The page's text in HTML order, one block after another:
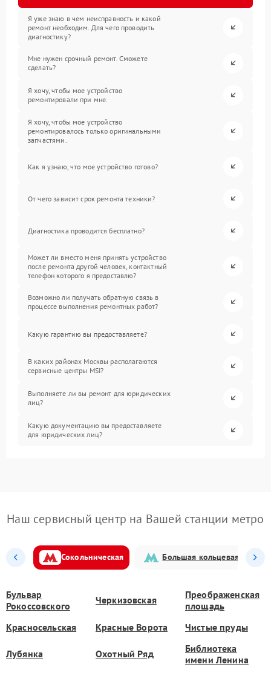
Я уже знаю в чем неисправность и какой
ремонт необходим. Для чего проводить
диагностику?
Мне нужен срочный ремонт. Сможете
сделать?
Я хочу, чтобы мое устройство
ремонтировали при мне.
Я хочу, чтобы мое устройство
ремонтировалось только оригинальными
запчастями.
Как я узнаю, что мое устройство готово?
От чего зависит срок ремонта техники?
Диагностика проводится бесплатно?
Может ли вместо меня принять устройство
после ремонта другой человек, контактный
телефон которого я предоставлю?
Возможно ли получать обратную связь в
процессе выполнения ремонтных работ?
Какую гарантию вы предоставляете?
В каких районах Москвы располагаются
сервисные центры MSI?
Выполняете ли вы ремонт для юридических
лиц?
Какую документацию вы предоставляете
для юридических лиц?
Наш сервисный центр на Вашей станции метро
Сокольническая Большая кольцевая
Бульвар
Рокоссовского
Черкизовская
Преображенская
площадь
Красносельская
Красные Ворота Чистые пруды
Лубянка Охотный Ряд
Библиотека
имени Ленина